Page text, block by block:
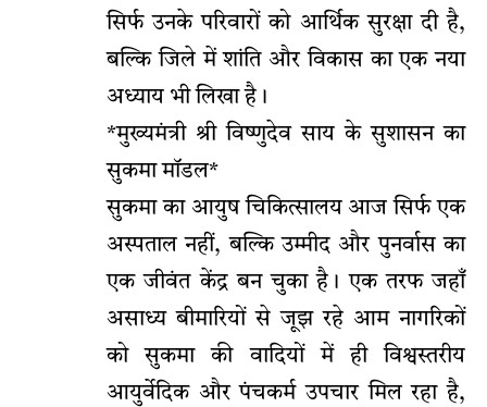
सिर्फ उनके परिवारों को आर्थिक सुरक्षा दी है,
बल्कि जिले में शांति और विकास का एक नया
अध्याय भी लिखा है।
*मुख्यमंत्री श्री विष्णुदेव साय के सुशासन का
सुकमा मॉडल*
सुकमा का आयुष चिकित्सालय आज सिर्फ एक
अस्पताल नहीं, बल्कि उम्मीद और पुनर्वास का
एक जीवंत केंद्र बन चुका है। एक तरफ जहाँ
असाध्य बीमारियों से जूझ रहे आम नागरिकों
को सुकमा की वादियों में ही विश्वस्तरीय
आयुर्वेदिक और पंचकर्म उपचार मिल रहा है,